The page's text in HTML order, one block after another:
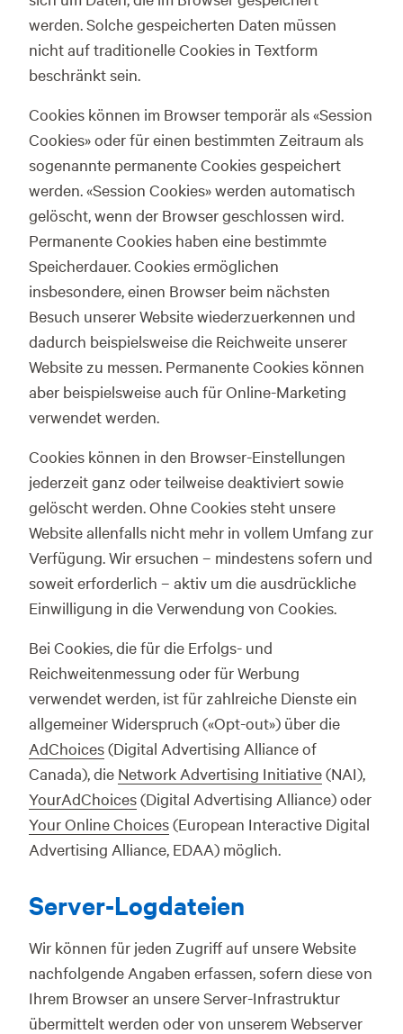
werden. Solche gespeicherten Daten müssen
nicht auf traditionelle Cookies in Textform
beschränkt sein.
Cookies können im Browser temporär als «Session
Cookies» oder für einen bestimmten Zeitraum als
sogenannte permanente Cookies gespeichert
werden. «Session Cookies» werden automatisch
gelöscht, wenn der Browser geschlossen wird.
Permanente Cookies haben eine bestimmte
Speicherdauer. Cookies ermöglichen
insbesondere, einen Browser beim nächsten
Besuch unserer Website wiederzuerkennen und
dadurch beispielsweise die Reichweite unserer
Website zu messen. Permanente Cookies können
aber beispielsweise auch für Online-Marketing
verwendet werden.
Cookies können in den Browser-Einstellungen
jederzeit ganz oder teilweise deaktiviert sowie
gelöscht werden. Ohne Cookies steht unsere
Website allenfalls nicht mehr in vollem Umfang zur
Verfügung. Wir ersuchen – mindestens sofern und
soweit erforderlich – aktiv um die ausdrückliche
Einwilligung in die Verwendung von Cookies.
Bei Cookies, die für die Erfolgs- und
Reichweitenmessung oder für Werbung
verwendet werden, ist für zahlreiche Dienste ein
allgemeiner Widerspruch («Opt-out») über die
AdChoices(Digital Advertising Alliance of
Canada), die Network Advertising Initiative(NAI),
YourAdChoices(Digital Advertising Alliance) oder
Your Online Choices(European Interactive Digital
Advertising Alliance, EDAA) möglich.
Server-Logdateien
Wir können für jeden Zugriff auf unsere Website
nachfolgende Angaben erfassen, sofern diese von
Ihrem Browser an unsere Server-Infrastruktur
übermittelt werden oder von unserem Webserver